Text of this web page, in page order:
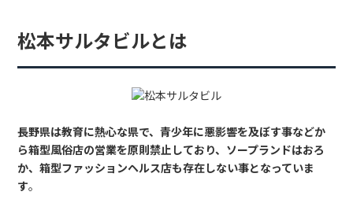
松本サルタビルとは
長野県は教育に熱心な県で、青少年に悪影響を及ぼす事などか
ら箱型風俗店の営業を原則禁止しており、ソープランドはおろ
か、箱型ファッションヘルス店も存在しない事となっていま
す。